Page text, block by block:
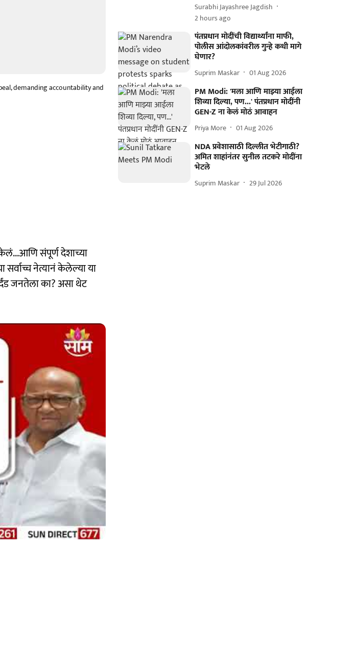
demanding accountability and
संपूर्ण देशाच्या
नेत्यानं केलेल्या या
जनतेला का? असा थेट
Surabhi Jayashree Jagdish
2 hours ago
पंतप्रधान मोदींची विद्यार्थ्यांना माफी,
पोलीस आंदोलकांवरील गुन्हे कधी मागे
घेणार?
Suprim Maskar 01 Aug 2026
PM Modi: 'मला आणि माझ्या आईला
शिव्या दिल्या, पण...' पंतप्रधान मोदींनी
GEN-Z ना केलं मोठं आवाहन
Priya More 01 Aug 2026
NDA प्रवेशासाठी दिल्लीत भेटीगाठी?
अमित शाहांनंतर सुनील तटकरे मोदींना
भेटले
Suprim Maskar 29 Jul 2026